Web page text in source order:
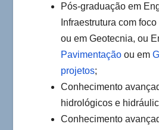
Pós-graduação em
Infraestrutura com
ou em Geotecnia, ou
Pavimentação ou em
projetos;
Conhecimento
hidrológicos e
Conhecimento